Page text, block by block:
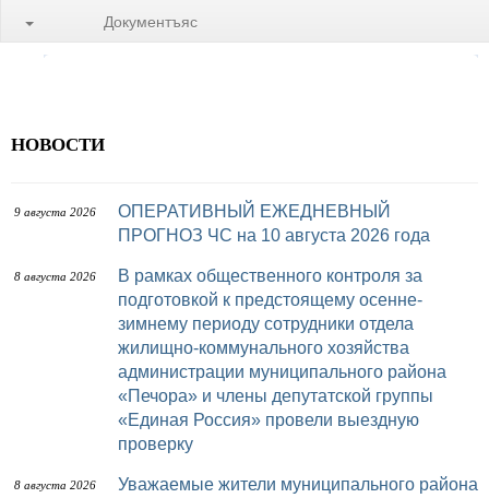
Документъяс
НОВОСТИ
9 августа 2026
ОПЕРАТИВНЫЙ ЕЖЕДНЕВНЫЙ
ПРОГНОЗ ЧС на 10 августа 2026 года
8 августа 2026
В рамках общественного контроля за
подготовкой к предстоящему осенне-
зимнему периоду сотрудники отдела
жилищно-коммунального хозяйства
администрации муниципального района
«Печора» и члены депутатской группы
«Единая Россия» провели выездную
проверку
8 августа 2026
Уважаемые жители муниципального района